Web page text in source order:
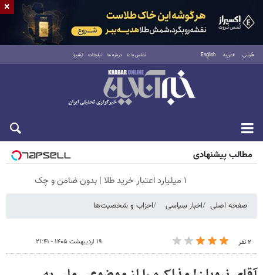
فارسی العربية English تماس با ما درباره ما تبلیغات آرشیو
پنجشنبه ۱۵ مرداد ۱۴۰۵
مطالب پیشنهادی
۱ میلیارد اعتبار خرید طلا | بدون ضامن و چک
صفحه اصلی اخبار سیاسی احزاب و شخصیت‌ها
۲ نفر ۱۹ اردیبهشت ۱۴۰۵ - ۲۱:۴۱
×